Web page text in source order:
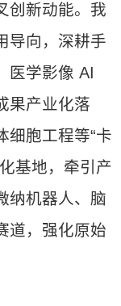
创新动能。我
导向，深耕手
医学影像 AI
果产业化落
细胞工程等“卡
基地，牵引产
纳机器人、脑
道，强化原始